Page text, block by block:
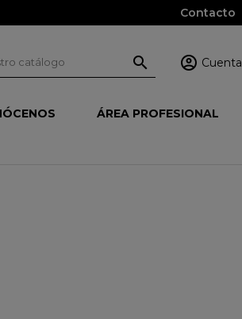
Contacto
  Cuenta
ÁREA PROFESIONAL